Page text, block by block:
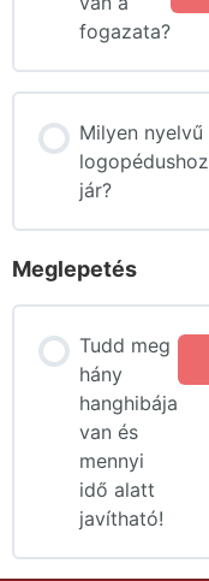
fogazata?
Milyen nyelvű
logopédushoz
jár?
Meglepetés
Tudd meg
hány
hanghibája
van és
mennyi
idő alatt
javítható!